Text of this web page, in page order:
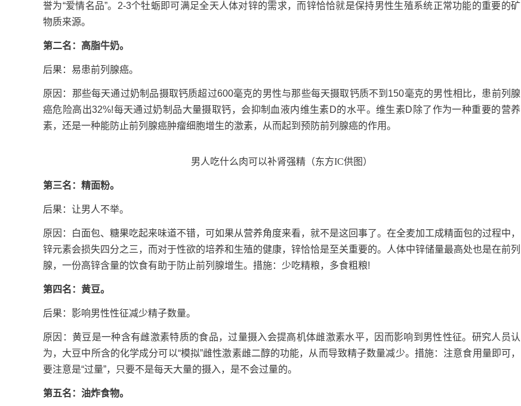
誉为“爱情名品”。2-3个牡蛎即可满足全天人体对锌的需求，而锌恰恰就是保持男性生殖系统正常功能的重要的矿
物质来源。
第二名：高脂牛奶。
后果：易患前列腺癌。
原因：那些每天通过奶制品摄取钙质超过600毫克的男性与那些每天摄取钙质不到150毫克的男性相比，患前列腺
癌危险高出32%!每天通过奶制品大量摄取钙，会抑制血液内维生素D的水平。维生素D除了作为一种重要的营养
素，还是一种能防止前列腺癌肿瘤细胞增生的激素，从而起到预防前列腺癌的作用。
男人吃什么肉可以补肾强精（东方IC供图）
第三名：精面粉。
后果：让男人不举。
原因：白面包、糖果吃起来味道不错，可如果从营养角度来看，就不是这回事了。在全麦加工成精面包的过程中，
锌元素会损失四分之三，而对于性欲的培养和生殖的健康，锌恰恰是至关重要的。人体中锌储量最高处也是在前列
腺，一份高锌含量的饮食有助于防止前列腺增生。措施：少吃精粮，多食粗粮!
第四名：黄豆。
后果：影响男性性征减少精子数量。
原因：黄豆是一种含有雌激素特质的食品，过量摄入会提高机体雌激素水平，因而影响到男性性征。研究人员认
为，大豆中所含的化学成分可以“模拟”雌性激素雌二醇的功能，从而导致精子数量减少。措施：注意食用量即可，
要注意是“过量”，只要不是每天大量的摄入，是不会过量的。
第五名：油炸食物。